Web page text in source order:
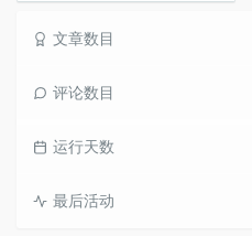
文章数目
评论数目
运行天数
最后活动